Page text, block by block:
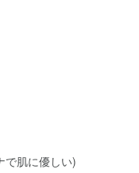
で肌に優しい)